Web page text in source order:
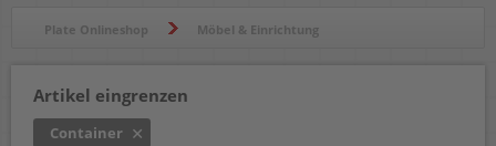
Plate Onlineshop Möbel & Einrichtung
Artikel eingrenzen
Container